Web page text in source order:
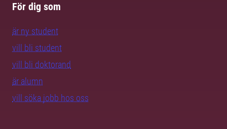
För dig som
är ny student
vill bli student
vill bli doktorand
är alumn
vill söka jobb hos oss